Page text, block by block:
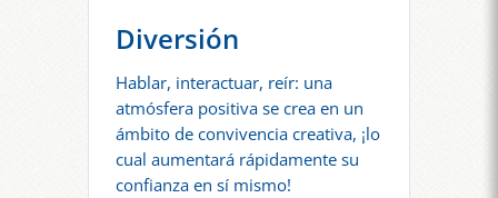
Diversión
Hablar, interactuar, reír: una
atmósfera positiva se crea en un
ámbito de convivencia creativa, ¡lo
cual aumentará rápidamente su
confianza en sí mismo!